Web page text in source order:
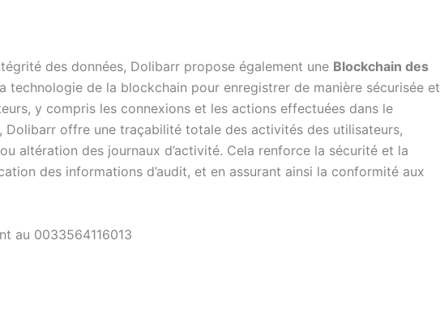
des données, Dolibarr propose également une Blockchain des
technologie de la blockchain pour enregistrer de manière sécurisée et
y compris les connexions et les actions effectuées dans le
, Dolibarr offre une traçabilité totale des activités des utilisateurs,
altération des journaux d’activité. Cela renforce la sécurité et la
des informations d’audit, et en assurant ainsi la conformité aux
au 0033564116013